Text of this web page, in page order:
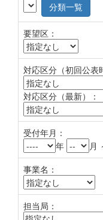
分類一覧
要望区：
対応区分（初回公表
対応区分（最新）：
受付年月：
年
月
事業名：
担当局：